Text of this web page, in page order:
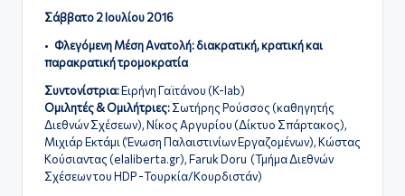
Σάββατο 2 Ιουλίου 2016
• Φλεγόμενη Μέση Ανατολή: διακρατική, κρατική και
παρακρατική τρομοκρατία
Συντονίστρια:Ειρήνη Γαϊτάνου (K-lab)
Ομιλητές & Ομιλήτριες:Σωτήρης Ρούσσος (καθηγητής
Διεθνών Σχέσεων), Νίκος Αργυρίου (Δίκτυο Σπάρτακος),
Μιχιάρ Εκτάμι (Ένωση Παλαιστινίων Εργαζομένων),Κώστας
Κούσιαντας (elaliberta.gr), Faruk Doru (Τμήμα Διεθνών
Σχέσεων του HDP -Τουρκία/Κουρδιστάν)